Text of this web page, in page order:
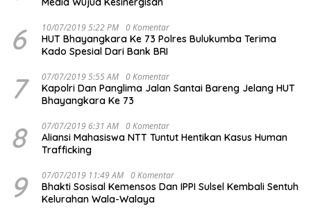
6 10/07/2019 5:22 PM 0 Komentar
HUT Bhayangkara Ke 73 Polres Bulukumba Terima
Kado Spesial Dari Bank BRI
7 07/07/2019 5:55 AM 0 Komentar
Kapolri Dan Panglima Jalan Santai Bareng Jelang HUT
Bhayangkara Ke 73
8 07/07/2019 6:31 AM 0 Komentar
Aliansi Mahasiswa NTT Tuntut Hentikan Kasus Human
Trafficking
9 07/07/2019 11:49 AM 0 Komentar
Bhakti Sosisal Kemensos Dan IPPI Sulsel Kembali Sentuh
Kelurahan Wala-Walaya